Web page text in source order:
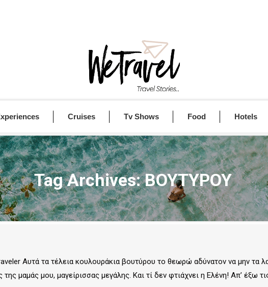
Cruises Tv Shows Food Hotels
Tag Archives:ΒΟΥΤΥΡΟΥ
Αυτά τα τέλεια κουλουράκια βουτύρου το θεωρώ αδύνατον να μην τα
μαμάς μου, μαγείρισσας μεγάλης. Και τί δεν φτιάχνει η Ελένη! Απ’ έξω